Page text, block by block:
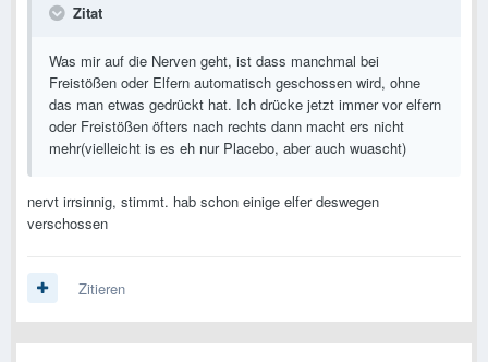
Zitat
Was mir auf die Nerven geht, ist dass manchmal bei
Freistößen oder Elfern automatisch geschossen wird, ohne
das man etwas gedrückt hat. Ich drücke jetzt immer vor elfern
oder Freistößen öfters nach rechts dann macht ers nicht
mehr(vielleicht is es eh nur Placebo, aber auch wuascht)
nervt irrsinnig, stimmt. hab schon einige elfer deswegen
verschossen
Zitieren